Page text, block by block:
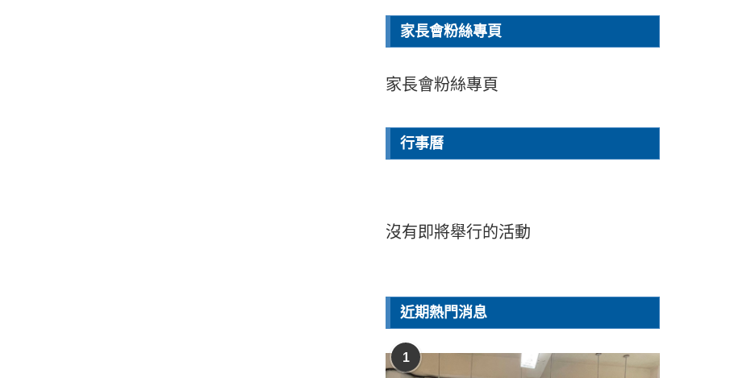
家長會粉絲專頁
家長會粉絲專頁
行事曆
沒有即將舉行的活動
近期熱門消息
1